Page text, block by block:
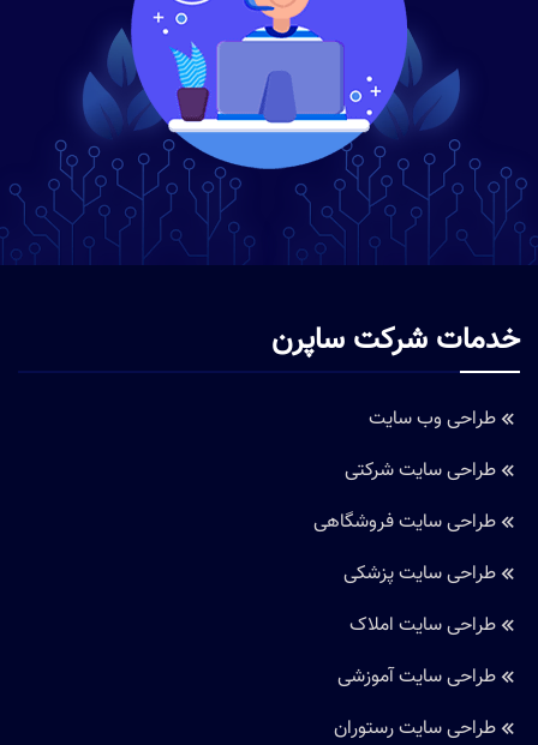
خدمات شرکت ساپرن
طراحی وب سایت
طراحی سایت شرکتی
طراحی سایت فروشگاهی
طراحی سایت پزشکی
طراحی سایت املاک
طراحی سایت آموزشی
طراحی سایت رستوران